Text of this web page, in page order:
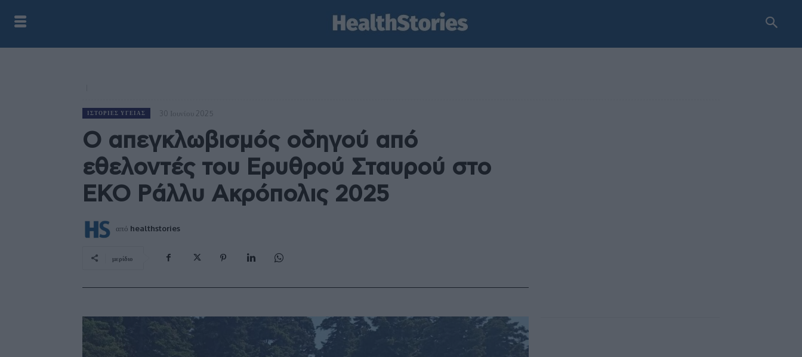
ΙΣΤΟΡΊΕΣ ΥΓΕΊΑΣ 30 Ιουνίου 2025
Ο απεγκλωβισμός οδηγού από
εθελοντές του Ερυθρού Σταυρού στο
ΕΚΟ Ράλλυ Ακρόπολις 2025
από healthstories
μερίδιο